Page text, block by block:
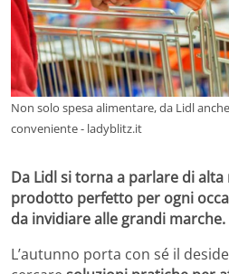
Non solo spesa alimentare, da Lidl
conveniente - ladyblitz.it
Da Lidl si torna a parlare di
prodotto perfetto per ogni
da invidiare alle grandi marche.
L’autunno porta con sé il